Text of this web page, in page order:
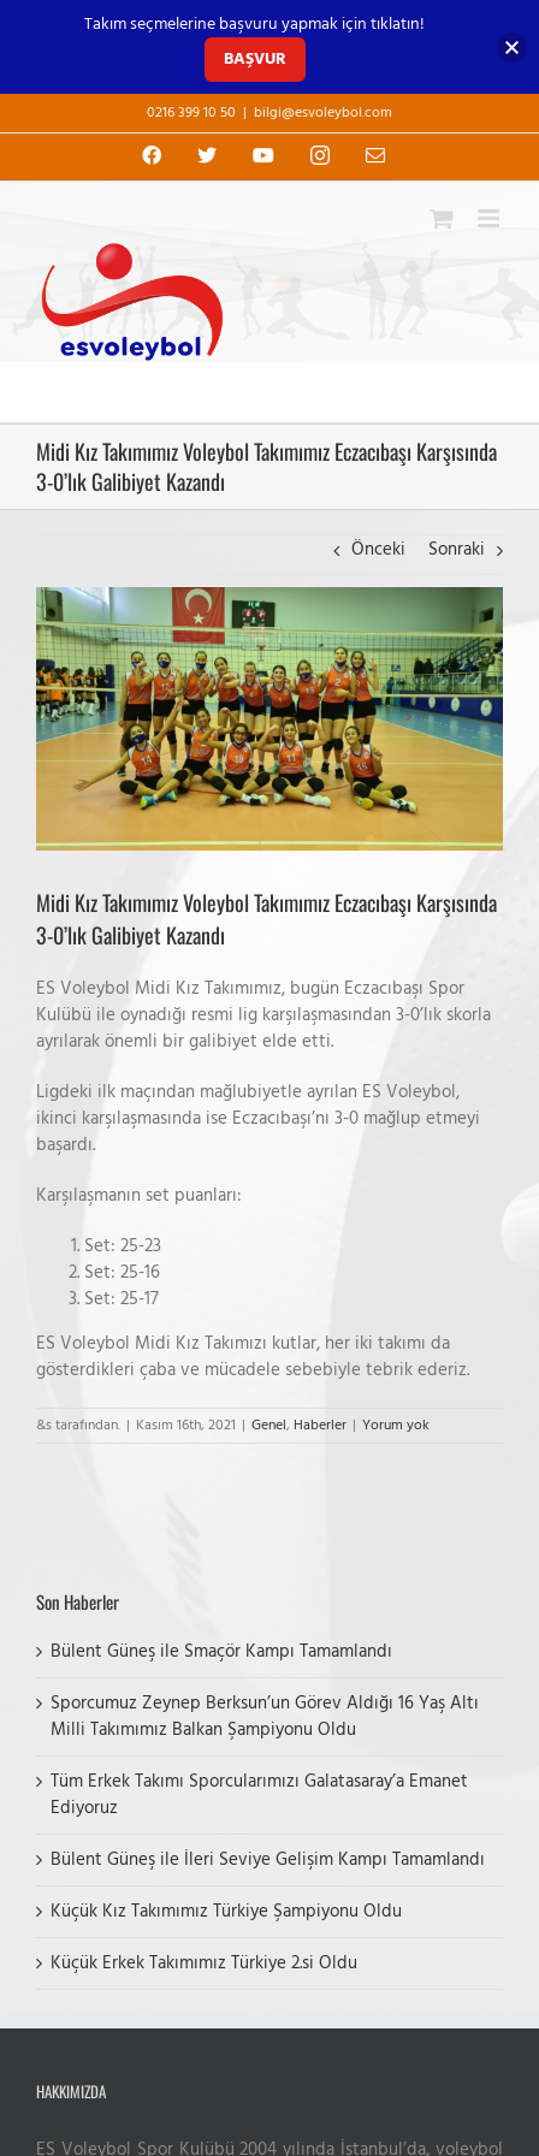
to
0216 399 10 50 | bilgi@esvoleybol.com
Facebook
X YouTubeInstagram
E-
Midi Kız Takımımız Voleybol Takımımız Eczacıbaşı Karşısında
3-0’lık Galibiyet Kazandı
Önceki
Sonraki
View
Larger
Image
Midi Kız Takımımız Voleybol Takımımız Eczacıbaşı Karşısında
3-0’lık Galibiyet Kazandı
ES Voleybol Midi Kız Takımımız, bugün Eczacıbaşı Spor
Kulübü ile oynadığı resmi lig karşılaşmasından 3-0’lık skorla
ayrılarak önemli bir galibiyet elde etti.
Ligdeki ilk maçından mağlubiyetle ayrılan ES Voleybol,
ikinci karşılaşmasında ise Eczacıbaşı’nı 3-0 mağlup etmeyi
başardı.
Karşılaşmanın set puanları:
Set: 25-23
Set: 25-16
Set: 25-17
ES Voleybol Midi Kız Takımızı kutlar, her iki takımı da
gösterdikleri çaba ve mücadele sebebiyle tebrik ederiz.
&s tarafından. | Kasım 16th, 2021 | Genel, Haberler | Yorum yok
Son Haberler
Bülent Güneş ile Smaçör Kampı Tamamlandı
Sporcumuz Zeynep Berksun’un Görev Aldığı 16 Yaş Altı
Milli Takımımız Balkan Şampiyonu Oldu
Tüm Erkek Takımı Sporcularımızı Galatasaray’a Emanet
Ediyoruz
Bülent Güneş ile İleri Seviye Gelişim Kampı Tamamlandı
Küçük Kız Takımımız Türkiye Şampiyonu Oldu
Küçük Erkek Takımımız Türkiye 2.si Oldu
HAKKIMIZDA
ES Voleybol Spor Kulübü 2004 yılında İstanbul’da, voleybol
Takım seçmelerine başvuru yapmak için tıklatın!
BAŞVUR